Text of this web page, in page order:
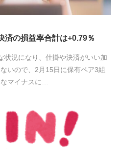
済の損益率合計は+0.79％
状況になり、仕掛や決済がいい加
いので、2月15日に保有ペア3組
マイナスに…